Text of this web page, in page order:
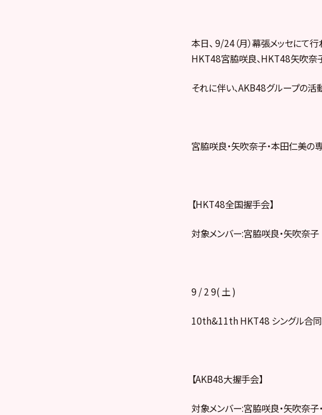
本日、 9/24（月）幕張メッセにて
HKT48宮脇咲良、HKT48矢吹奈
それに伴い、AKB48グループの
宮脇咲良・矢吹奈子・本田仁美の
【HKT48全国握手会】
対象メンバー:宮脇咲良・矢吹奈子
9 / 2 9( 土 )
10th&11th HKT48 シングル合
【AKB48大握手会】
対象メンバー:宮脇咲良・矢吹奈子